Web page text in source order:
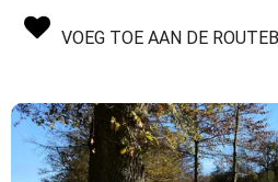
VOEG TOE AAN DE